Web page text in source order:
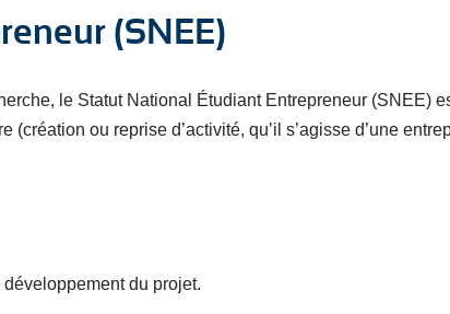
(SNEE)
le Statut National Étudiant Entrepreneur (SNEE)
ou reprise d’activité, qu’il s’agisse d’une
du projet.